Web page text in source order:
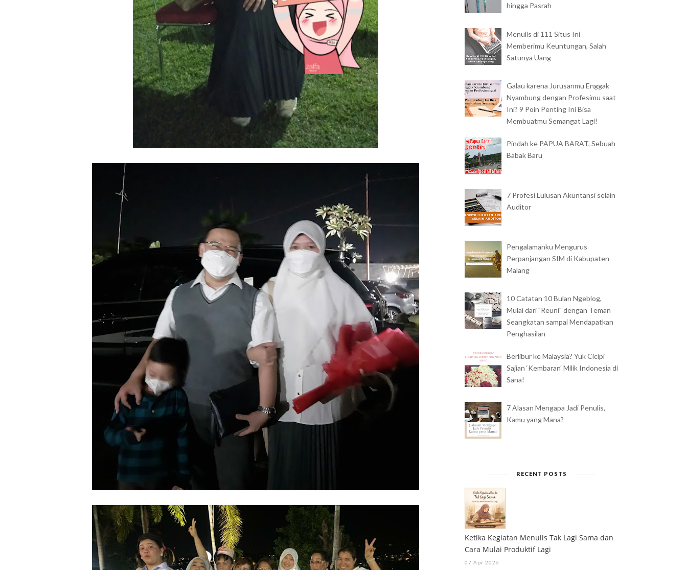
hingga Pasrah
Menulis di 111 Situs Ini
Memberimu Keuntungan, Salah
Satunya Uang
Galau karena Jurusanmu Enggak
Nyambung dengan Profesimu saat
Ini? 9 Poin Penting Ini Bisa
Membuatmu Semangat Lagi!
Pindah ke PAPUA BARAT, Sebuah
Babak Baru
7 Profesi Lulusan Akuntansi selain
Auditor
Pengalamanku Mengurus
Perpanjangan SIM di Kabupaten
Malang
10 Catatan 10 Bulan Ngeblog,
Mulai dari "Reuni" dengan Teman
Seangkatan sampai Mendapatkan
Penghasilan
Berlibur ke Malaysia? Yuk Cicipi
Sajian ‘Kembaran’ Milik Indonesia di
Sana!
7 Alasan Mengapa Jadi Penulis,
Kamu yang Mana?
RECENT POSTS
Ketika Kegiatan Menulis Tak Lagi Sama dan
Cara Mulai Produktif Lagi
07 Apr 2026